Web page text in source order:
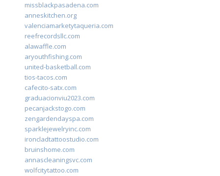
missblackpasadena.com
anneskitchen.org
valenciamarketytaqueria.com
reefrecordsllc.com
alawaffle.com
aryouthfishing.com
united-basketball.com
tios-tacos.com
cafecito-satx.com
graduacionviu2023.com
pecanjackstogo.com
zengardendayspa.com
sparklejewelryinc.com
ironcladtattoostudio.com
bruinshome.com
annascleaningsvc.com
wolfcitytattoo.com